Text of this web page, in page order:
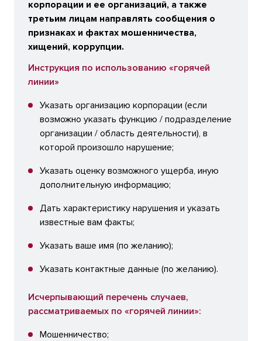
корпорации и ее организаций, а также
третьим лицам направлять сообщения о
признаках и фактах мошенничества,
хищений, коррупции.
Инструкция по использованию «горячей
линии»
Указать организацию корпорации (если
возможно указать функцию / подразделение
организации / область деятельности), в
которой произошло нарушение;
Указать оценку возможного ущерба, иную
дополнительную информацию;
Дать характеристику нарушения и указать
известные вам факты;
Указать ваше имя (по желанию);
Указать контактные данные (по желанию).
Исчерпывающий перечень случаев,
рассматриваемых по «горячей линии»:
Мошенничество;